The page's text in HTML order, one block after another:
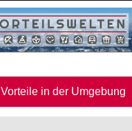
Vorteile in der Umgebung